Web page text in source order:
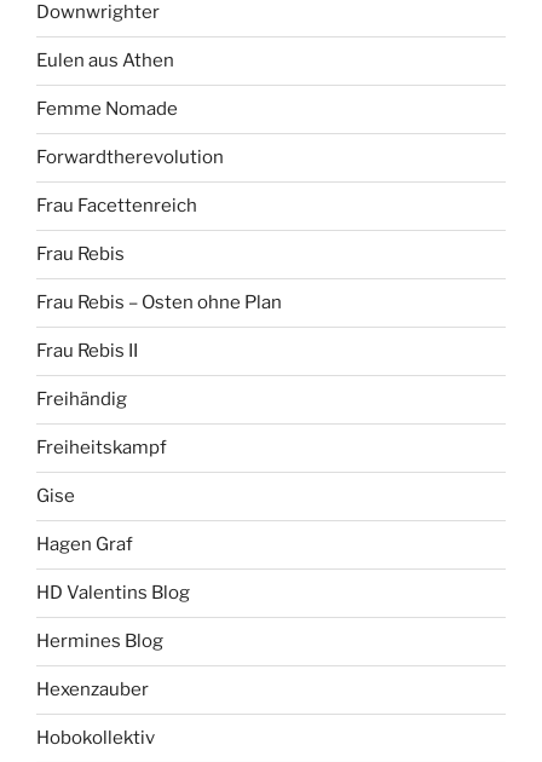
Downwrighter
Eulen aus Athen
Femme Nomade
Forwardtherevolution
Frau Facettenreich
Frau Rebis
Frau Rebis – Osten ohne Plan
Frau Rebis II
Freihändig
Freiheitskampf
Gise
Hagen Graf
HD Valentins Blog
Hermines Blog
Hexenzauber
Hobokollektiv